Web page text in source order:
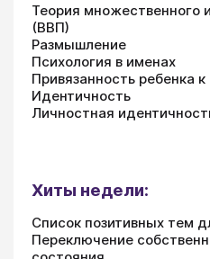
Теория множественного
(ВВП)
Размышление
Психология в именах
Привязанность ребенка
Идентичность
Личностная
Хиты недели:
Список позитивных тем
Переключение